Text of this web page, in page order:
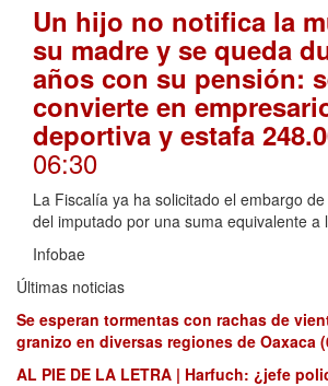
Un hijo no notifica la
su madre y se queda
años con su pensión:
convierte en
deportiva y estafa
06:30
La Fiscalía ya ha solicitado el embargo
del imputado por una suma equivalente a
Infobae
Últimas noticias
Se esperan tormentas con rachas de
granizo en diversas regiones de Oaxaca
AL PIE DE LA LETRA | Harfuch: ¿jefe